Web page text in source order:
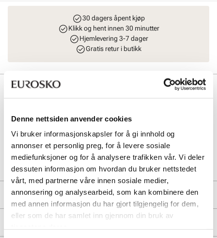
Denne nettsiden anvender cookies
Vi bruker informasjonskapsler for å gi innhold og
annonser et personlig preg, for å levere sosiale
mediefunksjoner og for å analysere trafikken vår. Vi deler
dessuten informasjon om hvordan du bruker nettstedet
vårt, med partnerne våre innen sosiale medier,
annonsering og analysearbeid, som kan kombinere den
med annen informasjon du har gjort tilgjengelig for dem,
eller som de har samlet inn gjennom din bruk av
30 dagers åpent kjøp
Klikk og hent innen 30 minutter
Hjemlevering 3-7 dager
Gratis retur i butikk
Beskrivelse
kort. I tillegg har modellen en praktisk glidelåslomme. Gulldetaljer. L
94157404
8048
Produktdetaljer
Overdel: Skinn